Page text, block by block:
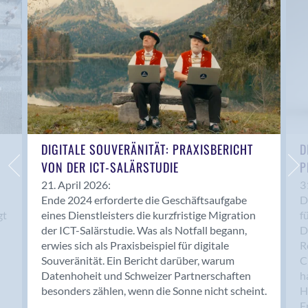
Anwil
Appenzell
Au SG
Baar
Baden
Balsthal
Balzers
Basel
Bassersdorf
Belp
Bendern
Benken (SG)
Bergdietikon
Berlin
Bern
Bern - Liebefeld
DIGITALE SOUVERÄNITÄT: PRAXISBERICHT
VON DER ICT-SALÄRSTUDIE
21. April 2026:
Ende 2024 erforderte die Geschäftsaufgabe
eines Dienstleisters die kurzfristige Migration
der ICT-Salärstudie. Was als Notfall begann,
erwies sich als Praxisbeispiel für digitale
Souveränität. Ein Bericht darüber, warum
Datenhoheit und Schweizer Partnerschaften
besonders zählen, wenn die Sonne nicht scheint.